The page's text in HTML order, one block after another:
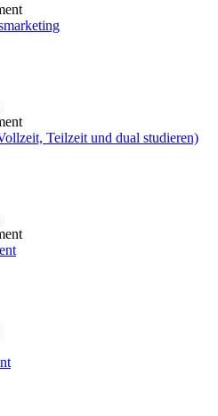
Teilzeit und dual studieren)